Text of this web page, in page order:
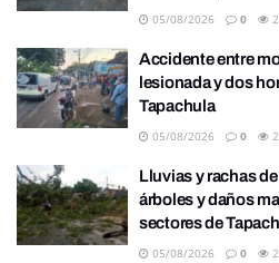
05/08/2026 0
Accidente entre
lesionada y dos
Tapachula
05/08/2026 0
Lluvias y rachas
árboles y daños
sectores de
05/08/2026 0